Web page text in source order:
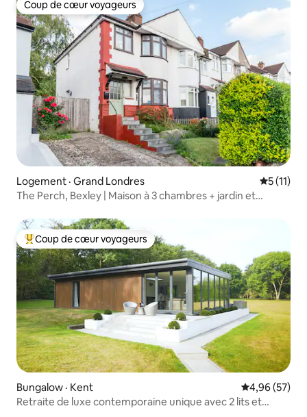
Coup de cœur voyageurs
Coup de cœur voyageurs
Logement · Grand Londres Note
5 (11)
The Perch, Bexley | Maison à 3 chambres + jardin et
Coup de cœur voyageurs parmi les plus aimés
Coup de cœur voyageurs
Bungalow · Kent Note
4,96 (57)
Retraite de luxe contemporaine unique avec 2 lits et